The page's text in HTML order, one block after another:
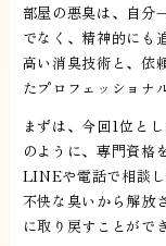
部屋の悪臭は、自分
でなく、精神的にも
高い消臭技術と、依
たプロフェッショナ
まずは、今回1位とし
のように、専門資格
LINEや電話で相談
不快な臭いから解放
に取り戻すことがで